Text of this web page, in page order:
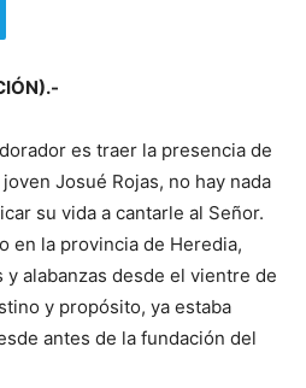
es traer la presencia de
Josué Rojas, no hay nada
su vida a cantarle al Señor.
en la provincia de Heredia,
alabanzas desde el vientre de
y propósito, ya estaba
antes de la fundación del